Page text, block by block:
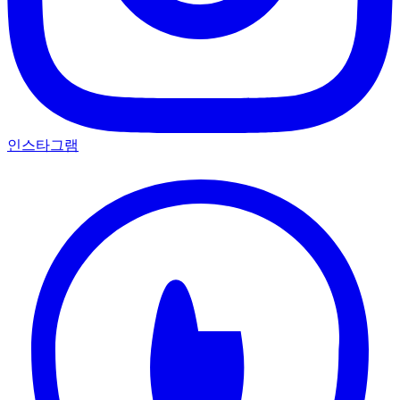
인스타그램